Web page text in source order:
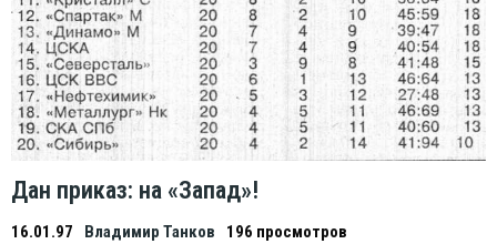
Дан приказ: на «Запад»!
16.01.97 Владимир Танков
196 просмотров